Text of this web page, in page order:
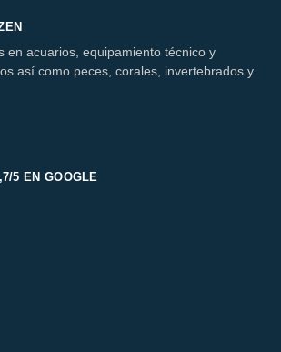
en acuarios, equipamiento técnico y
así como peces, corales, invertebrados y
5 EN GOOGLE